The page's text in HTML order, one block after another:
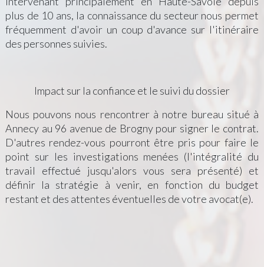
plus de 10 ans, la connaissance du secteur nous permet
fréquemment d'avoir un coup d'avance sur l'itinéraire
des personnes suivies.
Impact sur la confiance et le suivi du dossier
Nous pouvons nous rencontrer à notre bureau situé à
Annecy au 96 avenue de Brogny pour signer le contrat.
D'autres rendez-vous pourront être pris pour faire le
point sur les investigations menées (l'intégralité du
travail effectué jusqu'alors vous sera présenté) et
définir la stratégie à venir, en fonction du budget
restant et des attentes éventuelles de votre avocat(e).